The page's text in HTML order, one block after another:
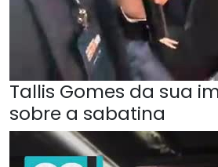
Tallis Gomes da sua
sobre a sabatina